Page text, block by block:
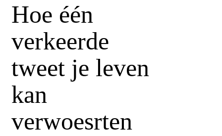
Hoe één
verkeerde
tweet je leven
kan
verwoesrten